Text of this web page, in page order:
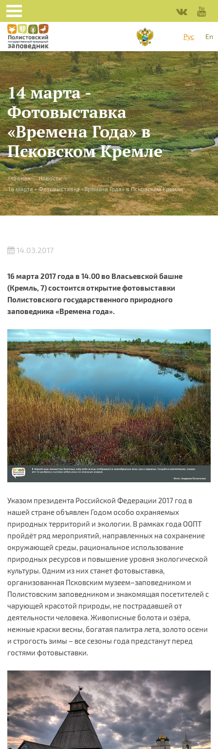
Перейти к основному содержанию
Рус
En
14 марта -
Фотовыставка
«Времена Года» в
Псковском Кремле
Вы здесь
Главная » Новости »
14 марта - Фотовыставка «Времена Года» в Псковском Кремле
14.03.2017
16 марта 2017 года в 14.00 во Власьевской башне
(Кремль, 7) состоится открытие фотовыставки
Полистовского государственного природного
заповедника «Времена года».
Указом президента Российской Федерации 2017 год в
нашей стране объявлен Годом особо охраняемых
природных территорий и экологии. В рамках года ООПТ
пройдёт ряд мероприятий, направленных на сохранение
окружающей среды, рациональное использование
природных ресурсов и повышение уровня экологической
культуры. Одним из них станет фотовыставка,
организованная Псковским музеем–заповедником и
Полистовским заповедником и знакомящая посетителей с
чарующей красотой природы, не пострадавшей от
деятельности человека. Живописные болота и озёра,
нежные краски весны, богатая палитра лета, золото осени
и строгость зимы – все сезоны года предстанут перед
гостями фотовыставки.